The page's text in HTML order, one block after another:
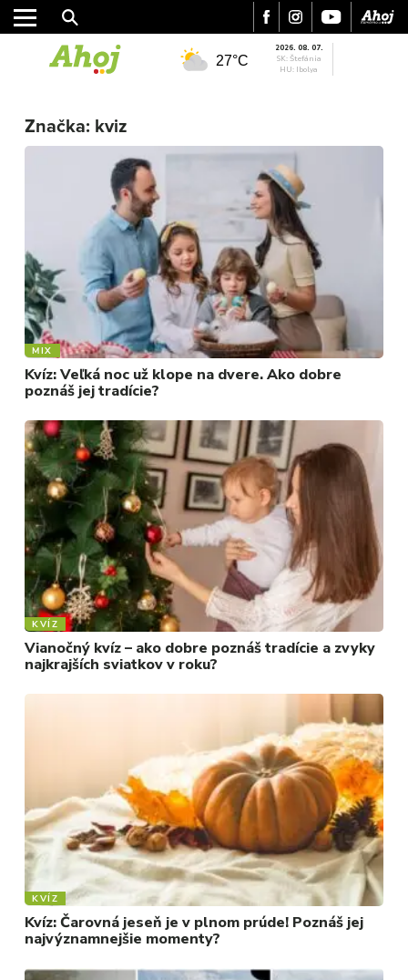
MESTO
REGIÓN
KULTÚRA
FOTKY
VIDEO
MIX
27°C
2026. 08. 07.
SK: Štefánia
HU: Ibolya
Značka: kviz
MIX
Kvíz: Veľká noc už klope na dvere. Ako dobre
poznáš jej tradície?
KVÍZ
Vianočný kvíz – ako dobre poznáš tradície a zvyky
najkrajších sviatkov v roku?
KVÍZ
Kvíz: Čarovná jeseň je v plnom prúde! Poznáš jej
najvýznamnejšie momenty?